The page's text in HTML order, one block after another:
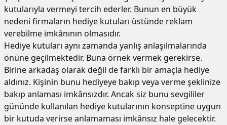
kutularıyla vermeyi tercih ederler. Bunun en büyük
nedeni firmaların hediye kutuları üstünde reklam
verebilme imkânının olmasıdır.
Hediye kutuları aynı zamanda yanlış anlaşılmalarında
önüne geçilmektedir. Buna örnek vermek gerekirse.
Birine arkadaş olarak değil de farklı bir amaçla hediye
aldınız. Kişinin bunu hediyeye bakıp veya verme şeklinize
bakıp anlaması imkânsızdır. Ancak siz bunu sevgililer
gününde kullanılan hediye kutularının konseptine uygun
bir kutuda verirse anlamaması imkânsız hale gelecektir.